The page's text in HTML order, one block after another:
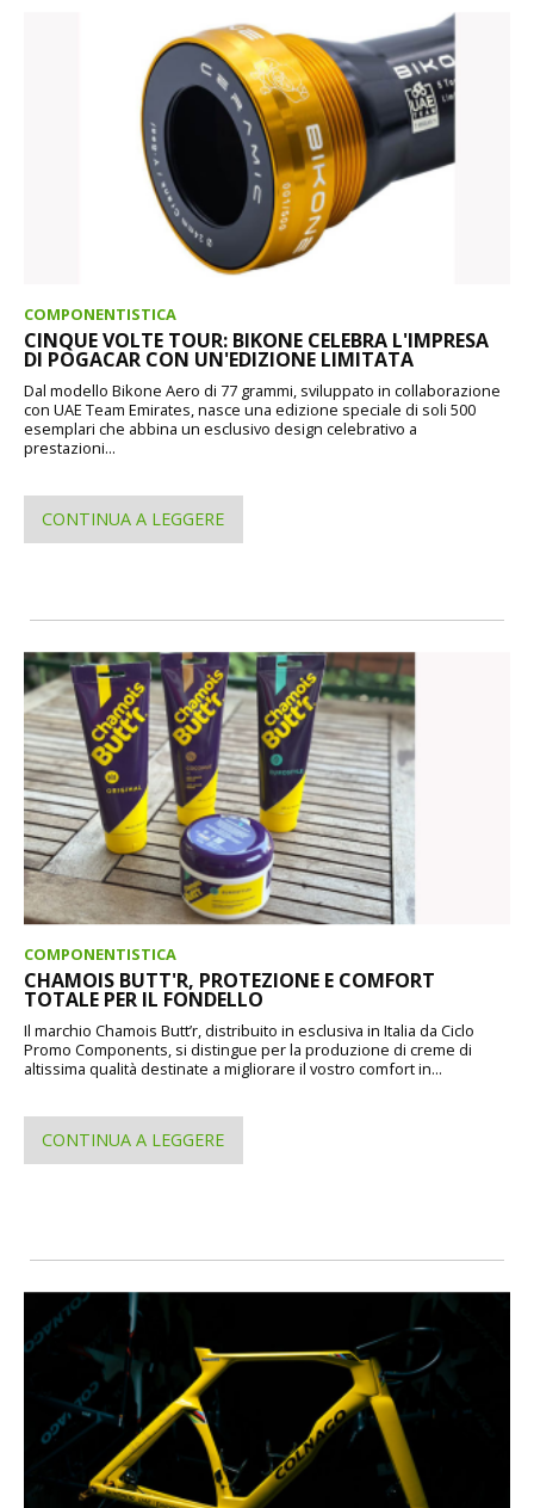
COMPONENTISTICA
CINQUE VOLTE TOUR: BIKONE CELEBRA L'IMPRESA
DI POGACAR CON UN'EDIZIONE LIMITATA
Dal modello Bikone Aero di 77 grammi, sviluppato in collaborazione
con UAE Team Emirates, nasce una edizione speciale di soli 500
esemplari che abbina un esclusivo design celebrativo a
prestazioni...
CONTINUA A LEGGERE
COMPONENTISTICA
CHAMOIS BUTT'R, PROTEZIONE E COMFORT
TOTALE PER IL FONDELLO
Il marchio Chamois Butt’r, distribuito in esclusiva in Italia da Ciclo
Promo Components, si distingue per la produzione di creme di
altissima qualità destinate a migliorare il vostro comfort in...
CONTINUA A LEGGERE